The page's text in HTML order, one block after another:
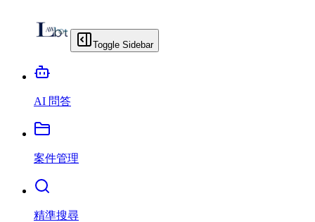
Toggle Sidebar
AI 問答
案件管理
精準搜尋